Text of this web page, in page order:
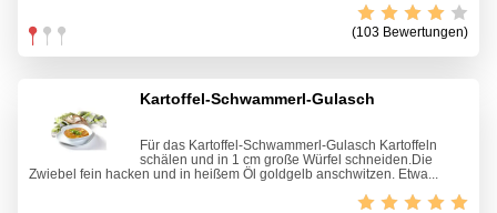
(103 Bewertungen)
Kartoffel-Schwammerl-Gulasch
Für das Kartoffel-Schwammerl-Gulasch Kartoffeln
schälen und in 1 cm große Würfel schneiden.Die
Zwiebel fein hacken und in heißem Öl goldgelb anschwitzen. Etwa...